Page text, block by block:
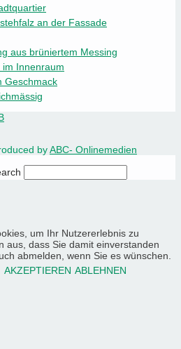
an der Fassade
aus brüniertem Messing
Innenraum
Geschmack
byABC- Onlinemedien
um Ihr Nutzererlebnis zu
aus, dass Sie damit einverstanden
abmelden, wenn Sie es wünschen.
AKZEPTIEREN ABLEHNEN